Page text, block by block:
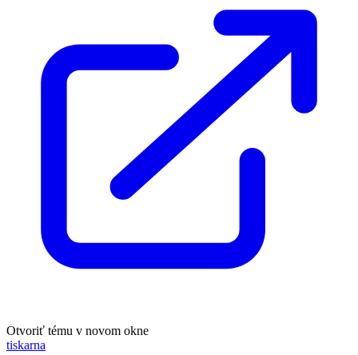
Otvoriť tému v novom okne
tiskarna